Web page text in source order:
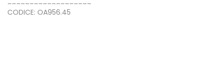
CODICE: OA956.45